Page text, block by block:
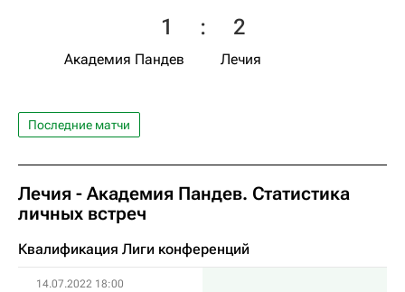
Академия Пандев
1 : 2
Лечия
Последние матчи
Лечия - Академия Пандев. Статистика
личных встреч
Квалификация Лиги конференций
14.07.2022 18:00